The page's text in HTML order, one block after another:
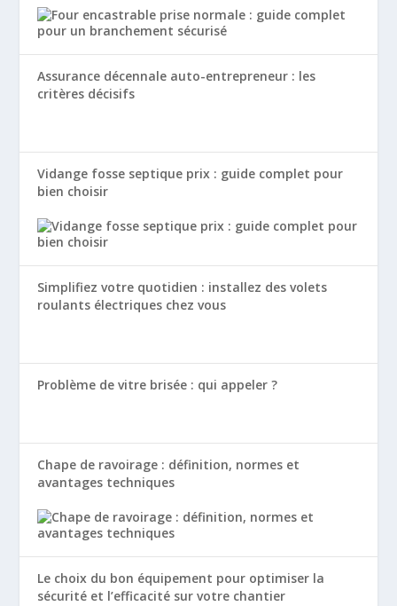
Assurance décennale auto-entrepreneur : les
critères décisifs
Vidange fosse septique prix : guide complet pour
bien choisir
Simplifiez votre quotidien : installez des volets
roulants électriques chez vous
Problème de vitre brisée : qui appeler ?
Chape de ravoirage : définition, normes et
avantages techniques
Le choix du bon équipement pour optimiser la
sécurité et l’efficacité sur votre chantier